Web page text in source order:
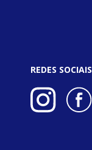
REDES SOCIAIS